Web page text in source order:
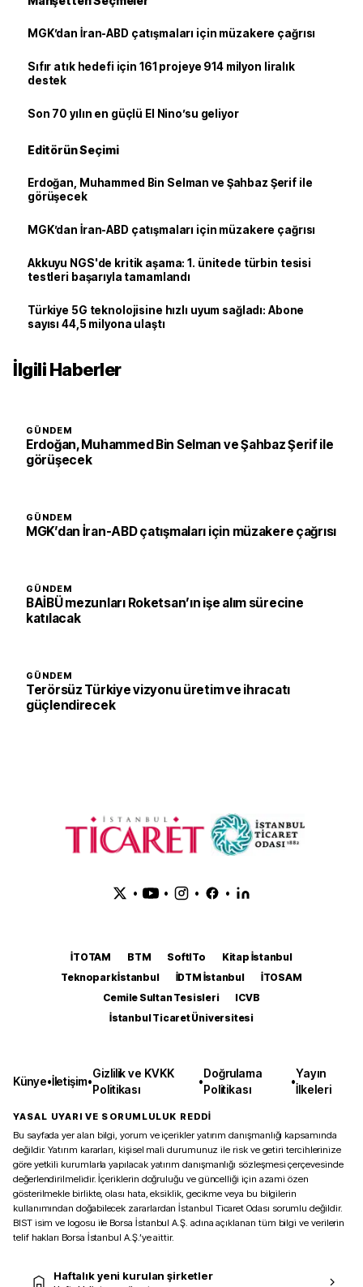
MGK’dan İran-ABD çatışmaları için müzakere çağrısı
Sıfır atık hedefi için 161 projeye 914 milyon liralık
destek
Son 70 yılın en güçlü El Nino’su geliyor
Editörün Seçimi
Erdoğan, Muhammed Bin Selman ve Şahbaz Şerif ile
görüşecek
MGK’dan İran-ABD çatışmaları için müzakere çağrısı
Akkuyu NGS'de kritik aşama: 1. ünitede türbin tesisi
testleri başarıyla tamamlandı
Türkiye 5G teknolojisine hızlı uyum sağladı: Abone
sayısı 44,5 milyona ulaştı
İlgili Haberler
GÜNDEM
Erdoğan, Muhammed Bin Selman ve Şahbaz Şerif ile
görüşecek
GÜNDEM
MGK’dan İran-ABD çatışmaları için müzakere çağrısı
GÜNDEM
BAİBÜ mezunları Roketsan’ın işe alım sürecine
katılacak
GÜNDEM
Terörsüz Türkiye vizyonu üretim ve ihracatı
güçlendirecek
• • • •
İTOTAM BTM SoftITo
Kitap İstanbul
Teknopark İstanbul
İDTM İstanbul
İTOSAM
Cemile Sultan Tesisleri
ICVB
İstanbul Ticaret Üniversitesi
Künye•İletişim•
Gizlilik ve KVKK
Politikası
•
Doğrulama
Politikası
•
Yayın
İlkeleri
YASAL UYARI VE SORUMLULUK REDDİ
Bu sayfada yer alan bilgi, yorum ve içerikler yatırım danışmanlığı kapsamında
değildir. Yatırım kararları, kişisel mali durumunuz ile risk ve getiri tercihlerinize
göre yetkili kurumlarla yapılacak yatırım danışmanlığı sözleşmesi çerçevesinde
değerlendirilmelidir. İçeriklerin doğruluğu ve güncelliği için azami özen
gösterilmekle birlikte, olası hata, eksiklik, gecikme veya bu bilgilerin
kullanımından doğabilecek zararlardan İstanbul Ticaret Odası sorumlu değildir.
BIST isim ve logosu ile Borsa İstanbul A.Ş. adına açıklanan tüm bilgi ve verilerin
telif hakları Borsa İstanbul A.Ş.’ye aittir.
Haftalık yeni kurulan şirketler